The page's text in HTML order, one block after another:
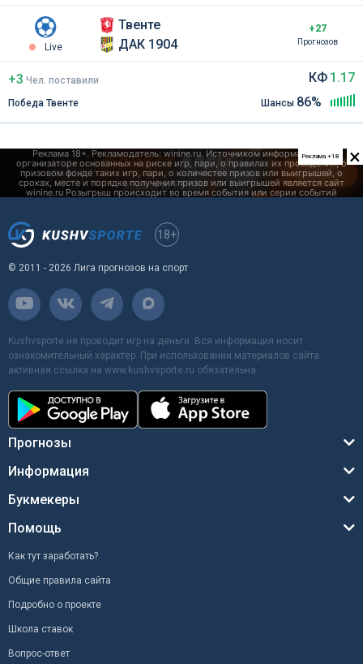
Live
Твенте
ДАК 1904
+27
Прогнозов
+3 Чел поставили
Победа Твенте
КФ 1.17
Шансы 86%
×
Реклама +18
18+
© 2011 - 2026 Лига прогнозов на спорт
Kushvsporte не проводит игр на деньги. Вся информация носит
ознакомительный характер. При использовании материалов сайта
активная ссылка на www.kushvsporte.ru обязательна
Прогнозы
Информация
Букмекеры
Помощь
Как тут заработать?
Общие правила сайта
Подробно о проекте
Школа ставок
Вопрос-ответ